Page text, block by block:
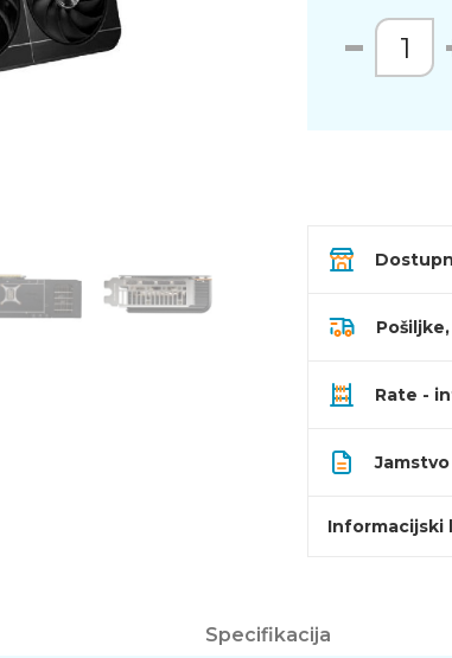
Rate -
Jamstvo
Informacijski
Specifikacija